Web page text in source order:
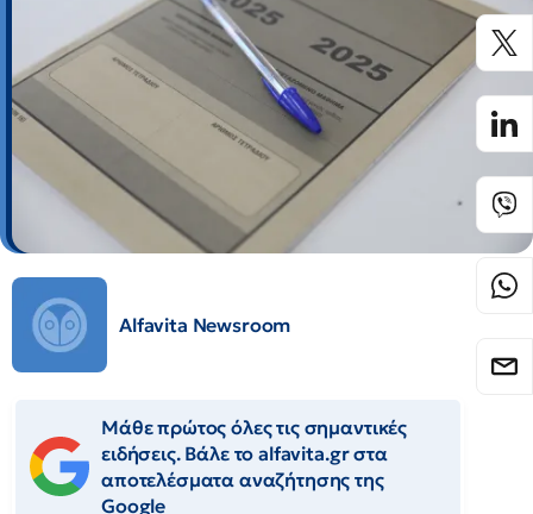
Alfavita Newsroom
Μάθε πρώτος όλες τις σημαντικές
ειδήσεις. Βάλε το alfavita.gr στα
αποτελέσματα αναζήτησης της
Google